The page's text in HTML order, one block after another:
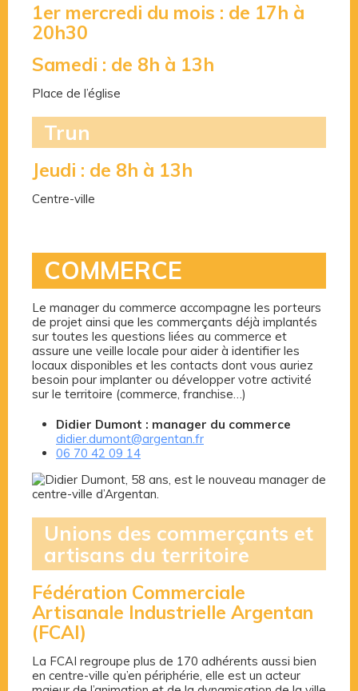
1er mercredi du mois : de 17h à
20h30
Samedi : de 8h à 13h
Place de l’église
Trun
Jeudi : de 8h à 13h
Centre-ville
COMMERCE
Le manager du commerce accompagne les porteurs
de projet ainsi que les commerçants déjà implantés
sur toutes les questions liées au commerce et
assure une veille locale pour aider à identifier les
locaux disponibles et les contacts dont vous auriez
besoin pour implanter ou développer votre activité
sur le territoire (commerce, franchise…)
Didier Dumont : manager du commerce
didier.dumont@argentan.fr
06 70 42 09 14
Unions des commerçants et
artisans du territoire
Fédération Commerciale
Artisanale Industrielle Argentan
(FCAI)
La FCAI regroupe plus de 170 adhérents aussi bien
en centre-ville qu’en périphérie, elle est un acteur